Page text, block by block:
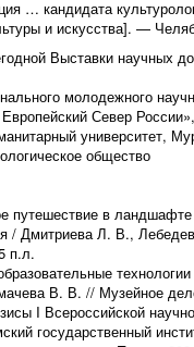
… кандидата
и искусства]. —
Выставки научных
молодежного
Север
университет,
общество
в ландшафте
/ Дмитриева Л. В.,
п.л.
В. В. // Музейное
I Всероссийской
государственный